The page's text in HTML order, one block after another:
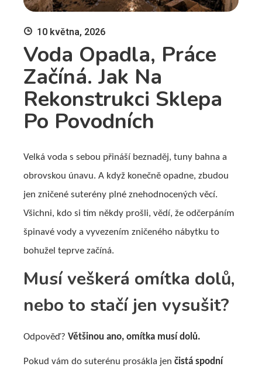
10 května, 2026
Voda Opadla, Práce
Začíná. Jak Na
Rekonstrukci Sklepa
Po Povodních
Velká voda s sebou přináší beznaděj, tuny bahna a
obrovskou únavu. A když konečně opadne, zbudou
jen zničené suterény plné znehodnocených věcí.
Všichni, kdo si tím někdy prošli, vědí, že odčerpáním
špinavé vody a vyvezením zničeného nábytku to
bohužel teprve začíná.
Musí veškerá omítka dolů,
nebo to stačí jen vysušit?
Odpověď? Většinou ano, omítka musí dolů.
Pokud vám do suterénu prosákla jen čistá spodní